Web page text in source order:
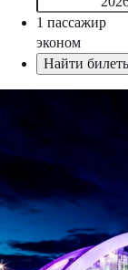
1 пассажир
эконом
Найти